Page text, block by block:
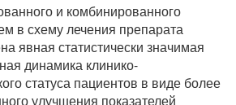
и комбинированного
в схему лечения препарата
явная статистически значимая
динамика клинико-
статуса пациентов в виде более
улучшения показателей